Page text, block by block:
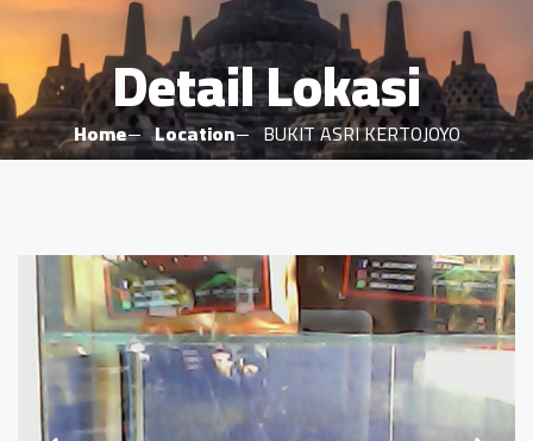
Detail Lokasi
Home Location BUKIT ASRI KERTOJOYO